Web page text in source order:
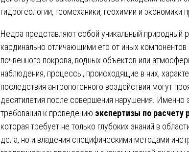
гидрогеологии, геомеханики, геохимии и экономики
Недра представляют собой уникальный природный
кардинально отличающими его от иных
почвенного покрова, водных объектов или
наблюдения, процессы, происходящие в них,
последствия антропогенного воздействия могут
десятилетия после совершения нарушения.
требования к проведению экспертизы по расчету
которая требует не только глубоких знаний в
дела, но и владения специфическими методами